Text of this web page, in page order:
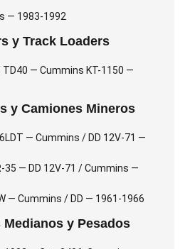
— 1983-1992
y Track Loaders
TD40 — Cummins KT-1150 —
y Camiones Mineros
— Cummins / DD 12V-71 —
35 — DD 12V-71 / Cummins —
— Cummins / DD — 1961-1966
y Pesados